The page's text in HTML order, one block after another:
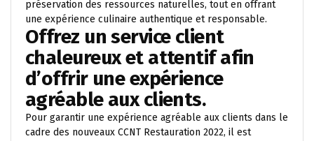
préservation des ressources naturelles, tout en offrant
une expérience culinaire authentique et responsable.
Offrez un service client
chaleureux et attentif afin
d’offrir une expérience
agréable aux clients.
Pour garantir une expérience agréable aux clients dans le
cadre des nouveaux CCNT Restauration 2022, il est